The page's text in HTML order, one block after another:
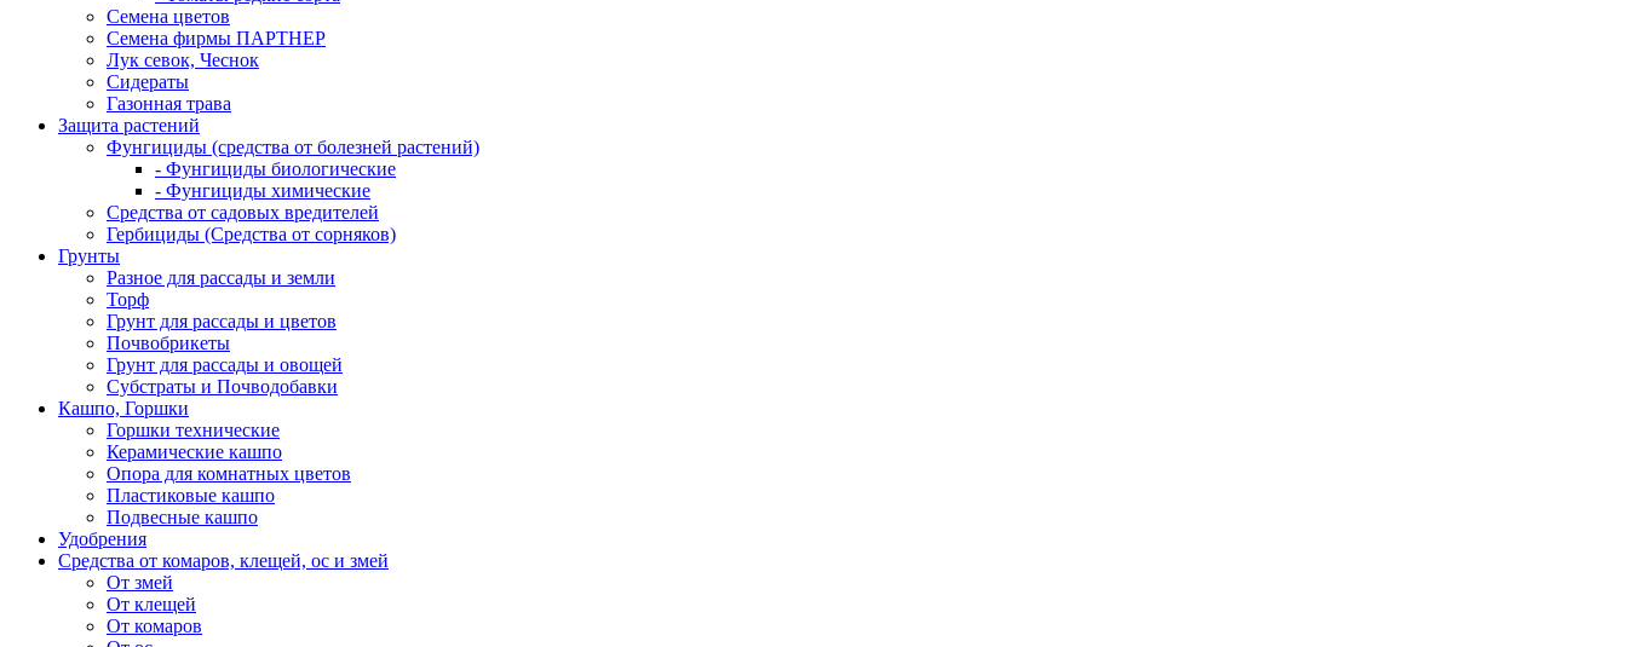
Семена цветов
Семена фирмы ПАРТНЕР
Лук севок, Чеснок
Сидераты
Газонная трава
Защита растений
Фунгициды (средства от болезней растений)
- Фунгициды биологические
- Фунгициды химические
Средства от садовых вредителей
Гербициды (Средства от сорняков)
Грунты
Разное для рассады и земли
Торф
Грунт для рассады и цветов
Почвобрикеты
Грунт для рассады и овощей
Субстраты и Почводобавки
Кашпо, Горшки
Горшки технические
Керамические кашпо
Опора для комнатных цветов
Пластиковые кашпо
Подвесные кашпо
Удобрения
Средства от комаров, клещей, ос и змей
От змей
От клещей
От комаров